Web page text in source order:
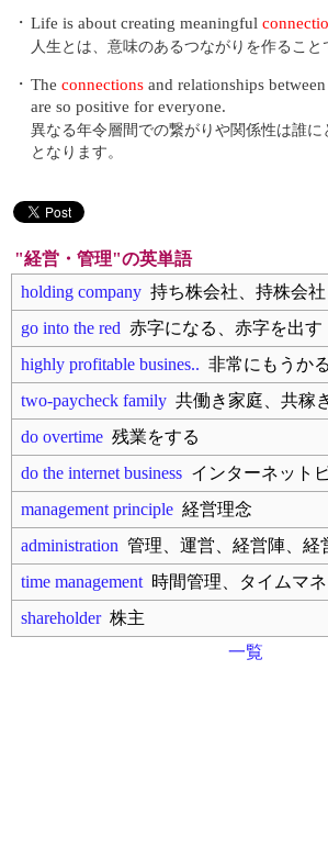
・ Life is about creating meaningful
人生とは、意味のあるつながりを作ること
・ The connections and relationships
are so positive for everyone.
異なる年令層間での繋がりや関係性は誰
となります。
"経営・管理"の英単語
holding company 持ち株会社、持株会社
go into the red 赤字になる、赤字を出す
highly profitable busines.. 非常にもうか
two-paycheck family 共働き家庭、共稼
do overtime 残業をする
do the internet business インターネット
management principle 経営理念
administration 管理、運営、経営陣、経
time management 時間管理、タイムマ
shareholder株主
一覧